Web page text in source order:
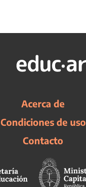
Acerca de
Condiciones de uso
Contacto